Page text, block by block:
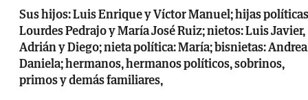
Sus hijos: Luis Enrique y Víctor Manuel; hijas
Lourdes Pedrajo y María José Ruiz; nietos: Luis Javier,
Adrián y Diego; nieta política: María; bisnietas:
Daniela; hermanos, hermanos políticos, sobrinos,
primos y demás familiares,